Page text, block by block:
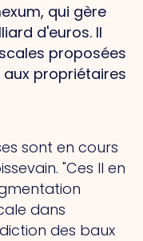
qui gère
d'euros. Il
proposées
propriétaires
sont en cours
"Ces Il en
dans
des baux